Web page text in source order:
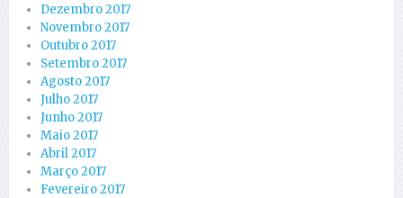
Dezembro 2017
Novembro 2017
Outubro 2017
Setembro 2017
Agosto 2017
Julho 2017
Junho 2017
Maio 2017
Abril 2017
Março 2017
Fevereiro 2017